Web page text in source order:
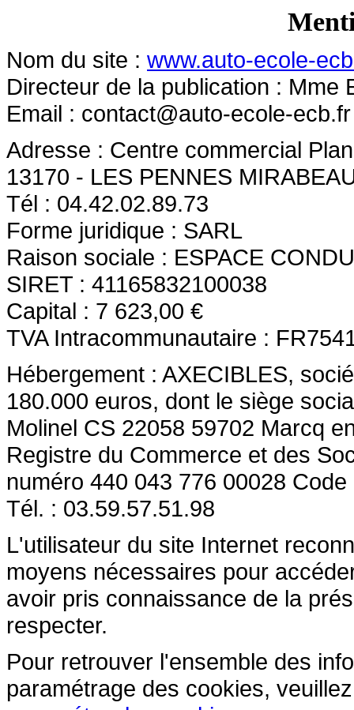
Nom du site : www.auto-ecole-
Directeur de la publication : Mme
Email : contact@auto-ecole-ecb.fr
Adresse : Centre commercial
13170 - LES PENNES
Tél : 04.42.02.89.73
Forme juridique : SARL
Raison sociale : ESPACE
SIRET : 41165832100038
Capital : 7 623,00 €
TVA Intracommunautaire :
Hébergement : AXECIBLES,
180.000 euros, dont le siège
Molinel CS 22058 59702 Marcq
Registre du Commerce et des
numéro 440 043 776 00028
Tél. : 03.59.57.51.98
L'utilisateur du site Internet
moyens nécessaires pour
avoir pris connaissance de la
respecter.
Pour retrouver l'ensemble des
paramétrage des cookies,